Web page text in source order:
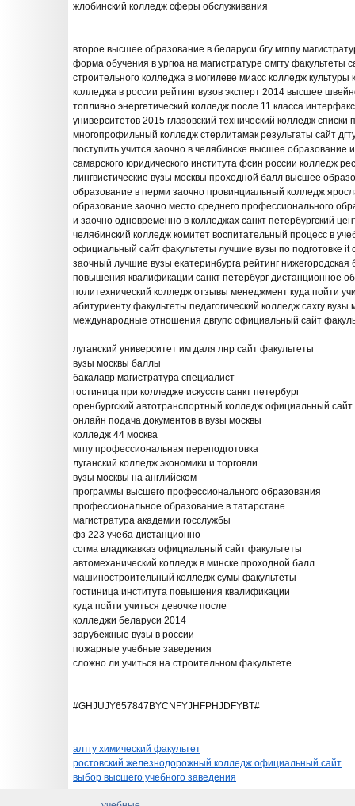
жлобинский колледж сферы обслуживания
второе высшее образование в беларуси бгу мгппу
форма обучения в ургюа на магистратуре омгту факультеты
строительного колледжа в могилеве миасс колледж культуры
колледжа в россии рейтинг вузов эксперт 2014 высшее
топливно энергетический колледж после 11 класса
университетов 2015 глазовский технический колледж списки
многопрофильный колледж стерлитамак результаты сайт
поступить учится заочно в челябинске высшее образование
самарского юридического института фсин россии колледж
лингвистические вузы москвы проходной балл высшее
образование в перми заочно провинциальный колледж
образование заочно место среднего профессионального
и заочно одновременно в колледжах санкт петербургский
челябинский колледж комитет воспитательный процесс в
официальный сайт факультеты лучшие вузы по подготовке it
заочный лучшие вузы екатеринбурга рейтинг нижегородская
повышения квалификации санкт петербург дистанционное
политехнический колледж отзывы менеджмент куда пойти
абитуриенту факультеты педагогический колледж сахгу вузы
международные отношения двгупс официальный сайт
луганский университет им даля лнр сайт факультеты
вузы москвы баллы
бакалавр магистратура специалист
гостиница при колледже искусств санкт петербург
оренбургский автотранспортный колледж официальный сайт
онлайн подача документов в вузы москвы
колледж 44 москва
мгпу профессиональная переподготовка
луганский колледж экономики и торговли
вузы москвы на английском
программы высшего профессионального образования
профессиональное образование в татарстане
магистратура академии госслужбы
фз 223 учеба дистанционно
согма владикавказ официальный сайт факультеты
автомеханический колледж в минске проходной балл
машиностроительный колледж сумы факультеты
гостиница института повышения квалификации
куда пойти учиться девочке после
колледжи беларуси 2014
зарубежные вузы в россии
пожарные учебные заведения
сложно ли учиться на строительном факультете
#GHJUJY657847BYCNFYJHFPHJDFYBT#
алтгу химический факультет
ростовский железнодорожный колледж официальный сайт
выбор высшего учебного заведения